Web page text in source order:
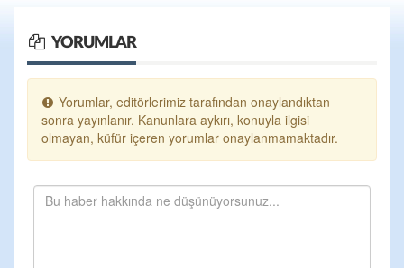
YORUMLAR
Yorumlar, editörlerimiz tarafından onaylandıktan
sonra yayınlanır. Kanunlara aykırı, konuyla ilgisi
olmayan, küfür içeren yorumlar onaylanmamaktadır.